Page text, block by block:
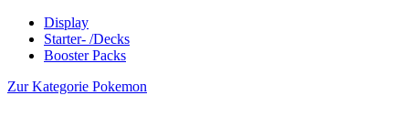
Display
Starter- /Decks
Booster Packs
Zur Kategorie Pokemon